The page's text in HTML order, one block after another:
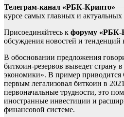
Телеграм-канал «РБК-Крипто» —
курсе самых главных и
Присоединяйтесь к форуму «РБК-
обсуждения новостей и тенденций
В обосновании предложения
биткоин-резервов выведет страну
экономики». В пример приводится
первым легализовал биткоин в
первоначальные трудности, это
иностранные инвестиции и
финансовой системе.